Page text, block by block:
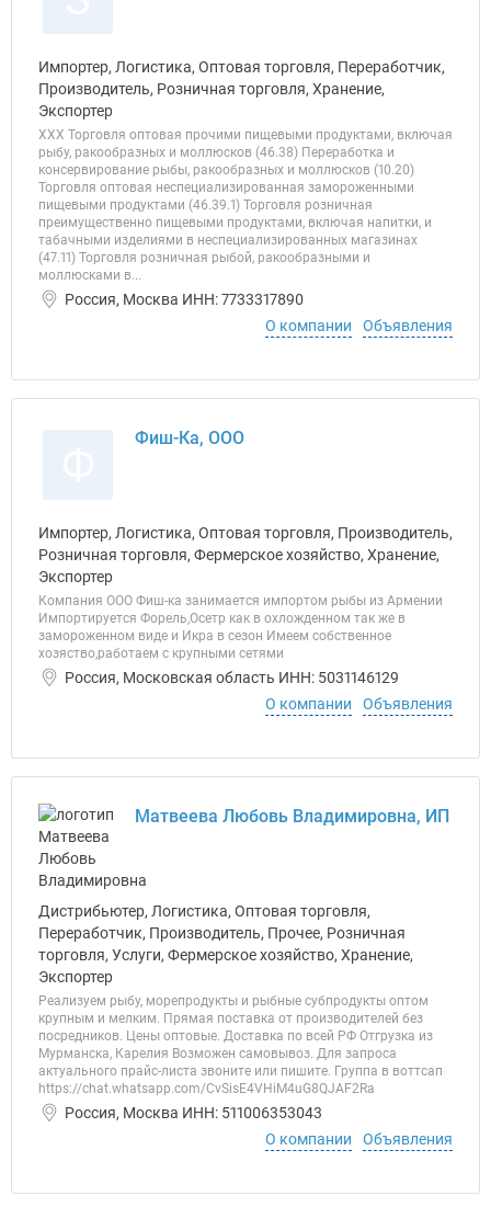
Импортер, Логистика, Оптовая торговля, Переработчик,
Производитель, Розничная торговля, Хранение,
Экспортер
ХХХ Торговля оптовая прочими пищевыми продуктами, включая
рыбу, ракообразных и моллюсков (46.38) Переработка и
консервирование рыбы, ракообразных и моллюсков (10.20)
Торговля оптовая неспециализированная замороженными
пищевыми продуктами (46.39.1) Торговля розничная
преимущественно пищевыми продуктами, включая напитки, и
табачными изделиями в неспециализированных магазинах
(47.11) Торговля розничная рыбой, ракообразными и
моллюсками в...
Россия, Москва ИНН: 7733317890
О компании
Объявления
Фиш-Ка, ООО
Импортер, Логистика, Оптовая торговля, Производитель,
Розничная торговля, Фермерское хозяйство, Хранение,
Экспортер
Компания ООО Фиш-ка занимается импортом рыбы из Армении
Импортируется Форель,Осетр как в охложденном так же в
замороженном виде и Икра в сезон Имеем собственное
хозяство,работаем с крупными сетями
Россия, Московская область ИНН: 5031146129
О компании
Объявления
Матвеева Любовь Владимировна, ИП
Дистрибьютер, Логистика, Оптовая торговля,
Переработчик, Производитель, Прочее, Розничная
торговля, Услуги, Фермерское хозяйство, Хранение,
Экспортер
Реализуем рыбу, морепродукты и рыбные субпродукты оптом
крупным и мелким. Прямая поставка от производителей без
посредников. Цены оптовые. Доставка по всей РФ Отгрузка из
Мурманска, Карелия Возможен самовывоз. Для запроса
актуального прайс-листа звоните или пишите. Группа в воттсап
https://chat.whatsapp.com/CvSisE4VHiM4uG8QJAF2Ra
Россия, Москва ИНН: 511006353043
О компании
Объявления